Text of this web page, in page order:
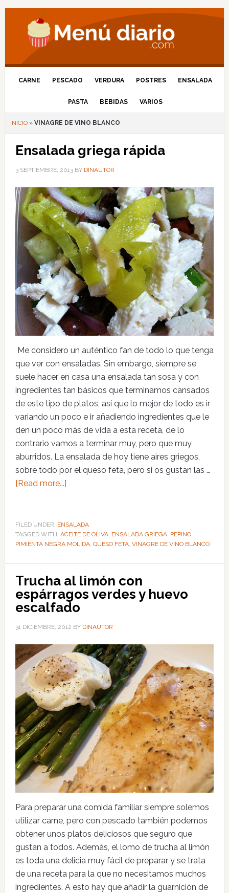
CARNE PESCADO VERDURA POSTRES ENSALADA
PASTA BEBIDAS VARIOS
INICIO» VINAGRE DE VINO BLANCO
Ensalada griega rápida
3 SEPTIEMBRE, 2013BY DINAUTOR
Me considero un auténtico fan de todo lo que tenga
que ver con ensaladas. Sin embargo, siempre se
suele hacer en casa una ensalada tan sosa y con
ingredientes tan básicos que terminamos cansados
de este tipo de platos, así que lo mejor de todo es ir
variando un poco e ir añadiendo ingredientes que le
den un poco más de vida a esta receta, de lo
contrario vamos a terminar muy, pero que muy
aburridos. La ensalada de hoy tiene aires griegos,
sobre todo por el queso feta, pero si os gustan las …
[Read more...]
FILED UNDER: ENSALADA
TAGGED WITH: ACEITE DE OLIVA, ENSALADA GRIEGA, PEPINO,
PIMIENTA NEGRA MOLIDA, QUESO FETA, VINAGRE DE VINO BLANCO
Trucha al limón con
espárragos verdes y huevo
escalfado
31 DICIEMBRE, 2012 BY DINAUTOR
Para preparar una comida familiar siempre solemos
utilizar carne, pero con pescado también podemos
obtener unos platos deliciosos que seguro que
gustan a todos. Además, el lomo de trucha al limón
es toda una delicia muy fácil de preparar y se trata
de una receta para la que no necesitamos muchos
ingredientes. A esto hay que añadir la guarnición de